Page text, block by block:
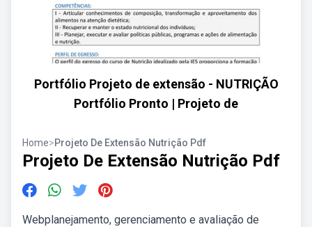
Portfólio Projeto de extensão - NUTRIÇÃO
Portfólio Pronto | Projeto de
Home>Projeto De Extensão Nutrição Pdf
Projeto De Extensão Nutrição Pdf
Webplanejamento, gerenciamento e avaliação de